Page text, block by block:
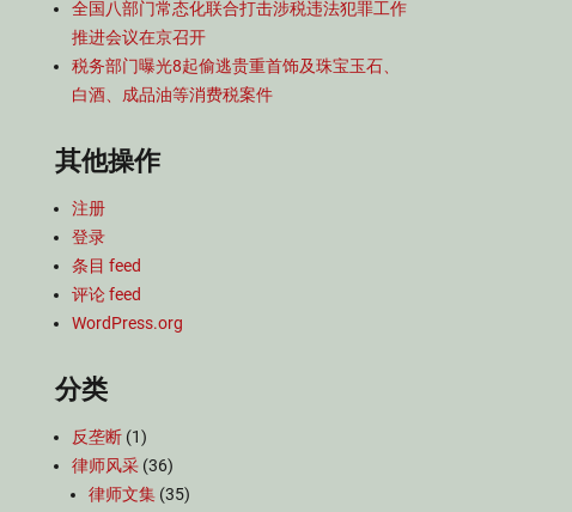
全国八部门常态化联合打击涉税违法犯罪工作
推进会议在京召开
税务部门曝光8起偷逃贵重首饰及珠宝玉石、
白酒、成品油等消费税案件
其他操作
注册
登录
条目 feed
评论 feed
WordPress.org
分类
反垄断 (1)
律师风采 (36)
律师文集 (35)